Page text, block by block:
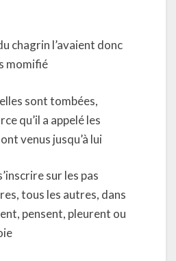
chagrin l’avaient donc
momifié
sont tombées,
qu’il a appelé les
venus jusqu’à lui
sur les pas
tous les autres, dans
pensent, pleurent ou